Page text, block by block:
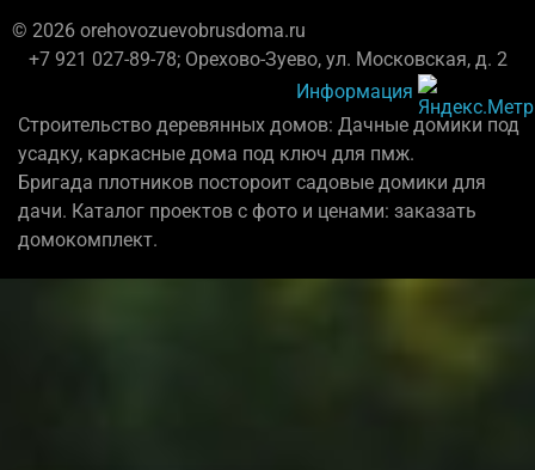
© 2026 orehovozuevobrusdoma.ru
+7 921 027-89-78; Орехово-Зуево, ул. Московская, д. 2
Информация
Строительство деревянных домов: Дачные домики под
усадку, каркасные дома под ключ для пмж.
Бригада плотников постороит садовые домики для
дачи. Каталог проектов с фото и ценами: заказать
домокомплект.